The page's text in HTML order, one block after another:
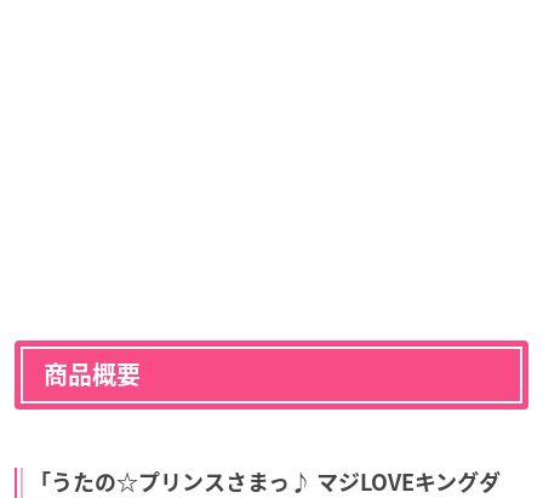
商品概要
「うたの☆プリンスさまっ♪ マジLOVEキングダ